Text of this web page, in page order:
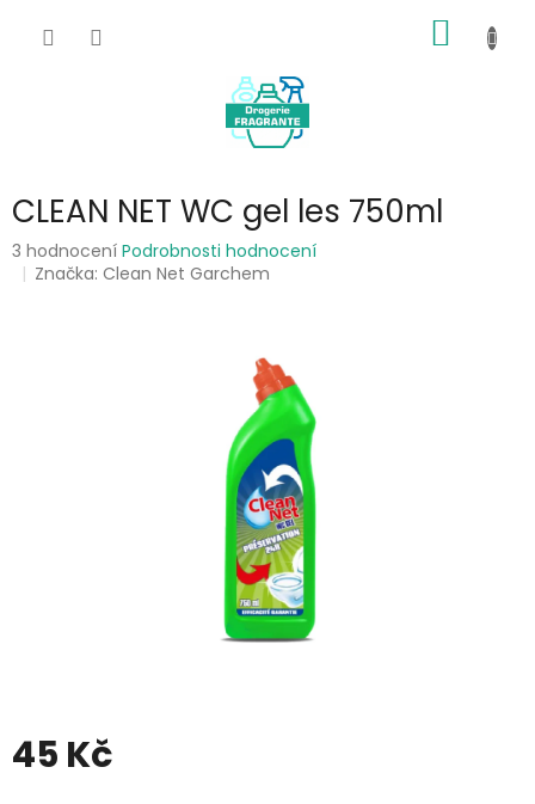
KOŠÍK
CLEAN NET WC gel les 750ml
Průměrné
hodnocení
3 hodnocení Podrobnosti hodnocení
Značka:Clean Net Garchem
45 Kč